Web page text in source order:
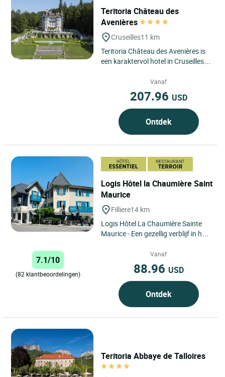
Teritoria Château des
Avenières
Cruseilles11 km
Teritoria Château des Avenières is
een karaktervol hotel in Cruseilles,
gelegen op een...Vanaf
207.96 USD
Ontdek
Logis Hôtel la Chaumière Saint
Maurice
Filliere14 km
Logis Hôtel La Chaumière Sainte
Maurice - Een gezellig verblijf in het
authentieke charme, heerlijke...
7.1/10
(82 klantbeoordelingen)
Vanaf
88.96 USD
Ontdek
Teritoria Abbaye de Talloires